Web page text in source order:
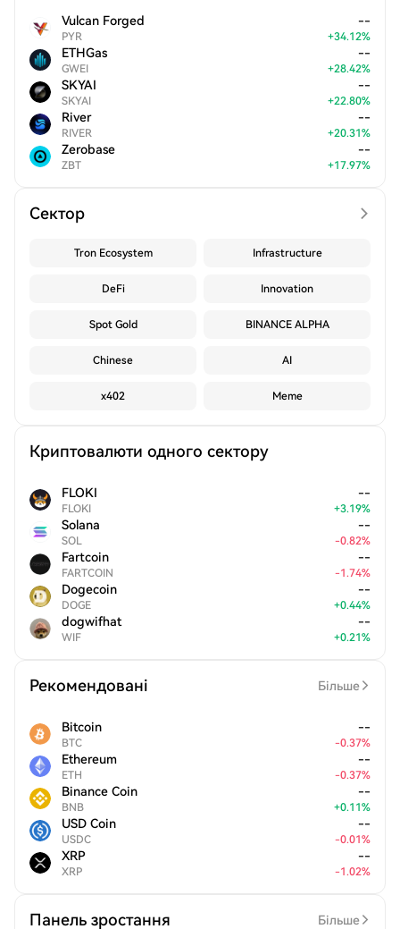
Vulcan Forged
PYR
--
+34.12%
ETHGas
GWEI
--
+28.42%
SKYAI
SKYAI
--
+22.80%
River
RIVER
--
+20.31%
Zerobase
ZBT
--
+17.97%
Сектор
Tron Ecosystem Infrastructure
DeFi Innovation
Spot Gold BINANCE ALPHA
Chinese AI
x402 Meme
Криптовалюти одного сектору
FLOKI
FLOKI
--
+3.19%
Solana
SOL
--
-0.82%
Fartcoin
FARTCOIN
--
-1.74%
Dogecoin
DOGE
--
+0.44%
dogwifhat
WIF
--
+0.21%
Рекомендовані Більше
Bitcoin
BTC
--
-0.37%
Ethereum
ETH
--
-0.37%
Binance Coin
BNB
--
+0.11%
USD Coin
USDC
--
-0.01%
XRP
XRP
--
-1.02%
Панель зростання Більше